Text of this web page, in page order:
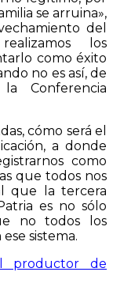
se arruina»,
del
los
como éxito
no es así, de
Conferencia
cómo será el
a donde
como
que todos nos
que la tercera
es no sólo
no todos los
sistema.
productor de